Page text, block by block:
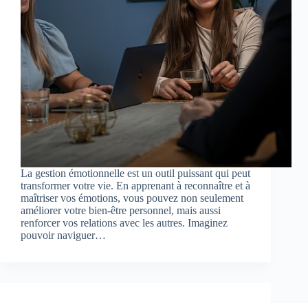
La gestion émotionnelle est un outil puissant qui peut
transformer votre vie. En apprenant à reconnaître et à
maîtriser vos émotions, vous pouvez non seulement
améliorer votre bien-être personnel, mais aussi
renforcer vos relations avec les autres. Imaginez
pouvoir naviguer…